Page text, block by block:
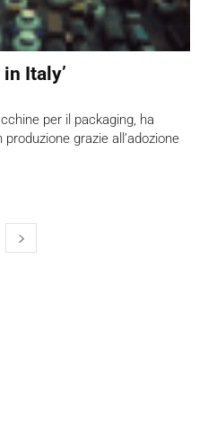
Italy’
per il packaging, ha
grazie all’adozione